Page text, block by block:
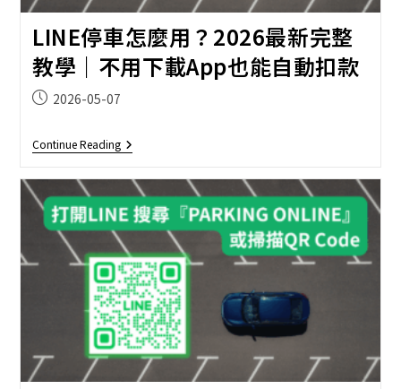
申
請
Vs
傳
統
較
LINE停車怎麼用？2026最新完整
教學｜不用下載App也能自動扣款
Post2026-05-07
Continue ReadingLINE
停
怎
麼
用？
2026
最
新
完
整
教
學
｜
不
用